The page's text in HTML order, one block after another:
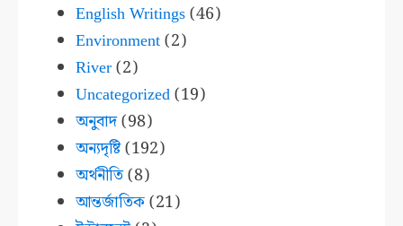
English Writings(46)
Environment(2)
River(2)
Uncategorized(19)
অনুবাদ(98)
অন্যদৃষ্টি(192)
অর্থনীতি(8)
আন্তর্জাতিক(21)